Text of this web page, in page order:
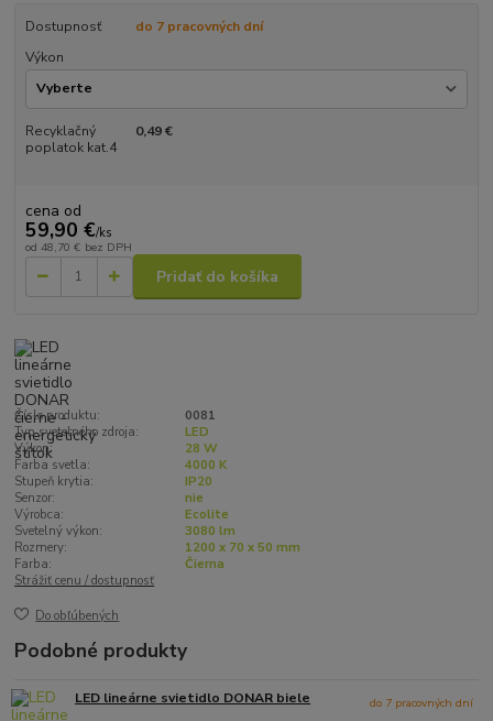
Dostupnosť
do 7 pracovných dní
Výkon
Recyklačný
poplatok kat.4
0,49 €
cena od
59,90 €/ks
od 48,70 € bez DPH
Pridať do košíka
Číslo produktu:
0081
Typ svetelného zdroja:
LED
Výkon:
28 W
Farba svetla:
4000 K
Stupeň krytia:
IP20
Senzor:
nie
Výrobca:
Ecolite
Svetelný výkon:
3080 lm
Rozmery:
1200 x 70 x 50 mm
Farba:
Čierna
Strážiť cenu / dostupnosť
Do obľúbených
Podobné produkty
LED lineárne svietidlo DONAR biele do 7 pracovných dní